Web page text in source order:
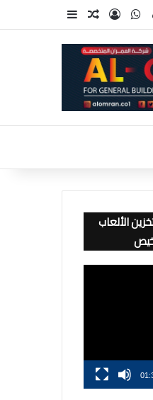
‫TikTokواتسابتسجيل الدخول
مقال عشوائي
إضافة عمود
الألعاب